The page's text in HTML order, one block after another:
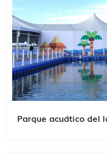
Parque acuático del